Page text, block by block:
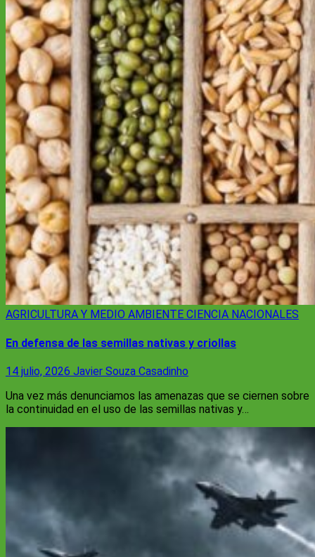
AGRICULTURA Y MEDIO AMBIENTE CIENCIA NACIONALES
En defensa de las semillas nativas y criollas
14 julio, 2026 Javier Souza Casadinho
Una vez más denunciamos las amenazas que se ciernen sobre
la continuidad en el uso de las semillas nativas y…